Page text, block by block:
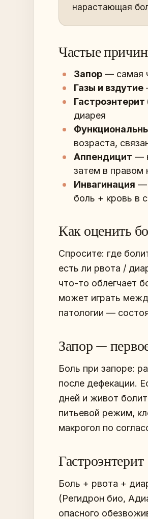
нарастающая
Частые
Запор — самая
Газы и вздутие
диарея
возраста,
Аппендицит —
затем в правом
Инвагинация —
боль + кровь в
Как оценить
Спросите: где
есть ли рвота /
что-то облегчает
может играть
патологии —
Запор —
Боль при запоре:
после дефекации.
дней и живот
питьевой режим,
макрогол по
Гастроэнтерит
Боль + рвота +
(Регидрон био,
опасного